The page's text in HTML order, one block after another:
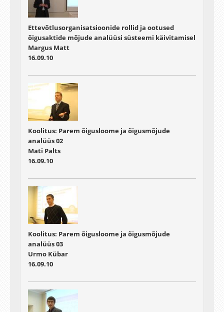
Ettevõtlusorganisatsioonide rollid ja ootused
õigusaktide mõjude analüüsi süsteemi käivitamisel
Margus Matt
16.09.10
Koolitus: Parem õigusloome ja õigusmõjude
analüüs 02
Mati Palts
16.09.10
Koolitus: Parem õigusloome ja õigusmõjude
analüüs 03
Urmo Kübar
16.09.10